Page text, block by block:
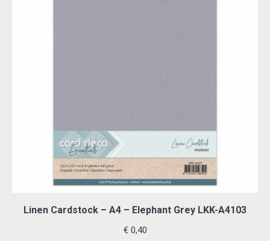
Linen Cardstock – A4 – Elephant Grey LKK-A4103
€0,40